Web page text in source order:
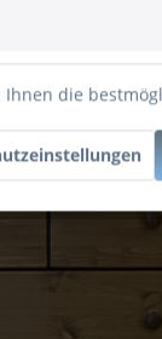
Ihnen die